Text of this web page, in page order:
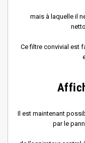
mais à laquelle il
Ce filtre convivial est
Il est maintenant
par le